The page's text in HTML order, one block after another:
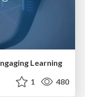
Learning
1 480